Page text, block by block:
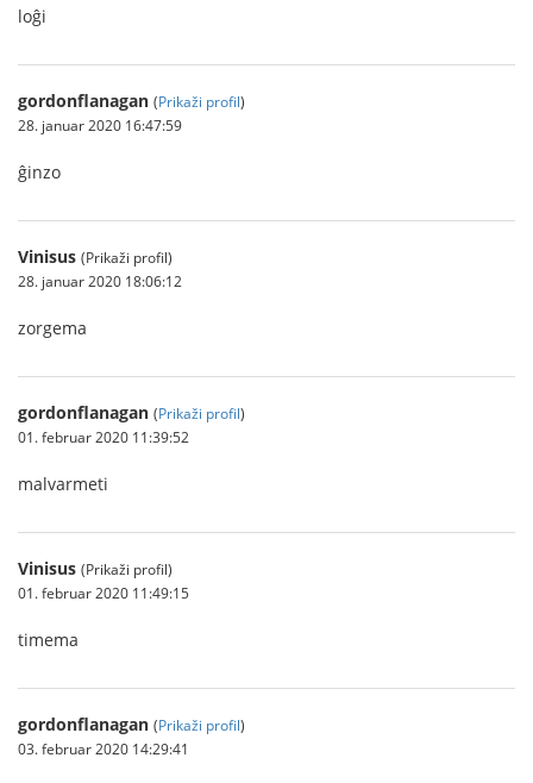
loĝi
gordonflanagan (Prikaži profil)
28. januar 2020 16:47:59
ĝinzo
Vinisus (Prikaži profil)
28. januar 2020 18:06:12
zorgema
gordonflanagan (Prikaži profil)
01. februar 2020 11:39:52
malvarmeti
Vinisus (Prikaži profil)
01. februar 2020 11:49:15
timema
gordonflanagan (Prikaži profil)
03. februar 2020 14:29:41